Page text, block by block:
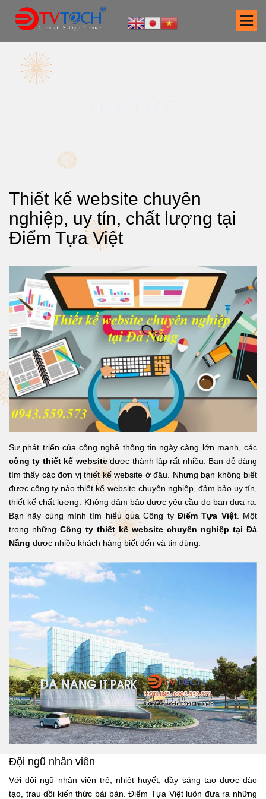
Thiết kế website chuyên
nghiệp, uy tín, chất lượng tại
Điểm Tựa Việt
Sự phát triển của công nghệ thông tin ngày càng lớn mạnh, các
côngty thiết kế websiteđược thành lập rất nhiều. Bạn dễ dàng
tìm thấy các đơn vị thiết kế website ở đâu. Nhưng bạn không biết
được công ty nào thiết kế website chuyên nghiệp, đảm bảo uy tín,
thiết kế chất lượng. Không đảm bảo được yêu cầu do bạn đưa ra.
Bạn hãy cùng mình tìm hiểu qua Công ty Điểm Tựa Việt. Một
trong những Công ty thiết kế website chuyên nghiệp tại Đà
Nẵng được nhiều khách hàng biết đến và tin dùng.
Đội ngũ nhân viên
Với đội ngũ nhân viên trẻ, nhiệt huyết, đầy sáng tạo được đào
tạo, trau dồi kiến thức bài bản. Điểm Tựa Việt luôn đưa ra những